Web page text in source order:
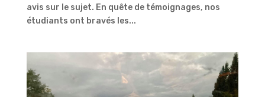
avis sur le sujet. En quête de témoignages, nos
étudiants ont bravés les...